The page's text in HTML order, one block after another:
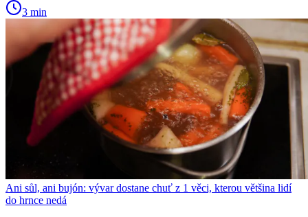
3 min
Ani sůl, ani bujón: vývar dostane chuť z 1 věci, kterou většina lidí
do hrnce nedá